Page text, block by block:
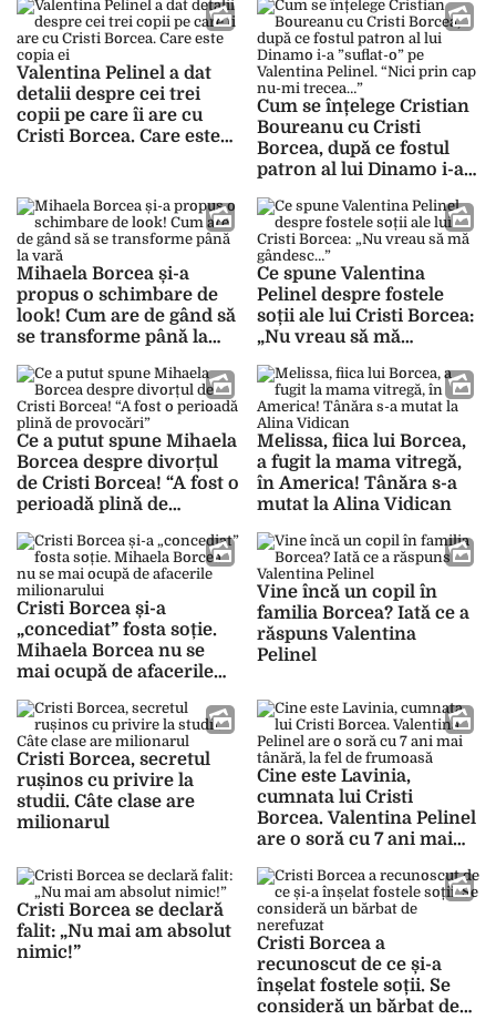
Valentina Pelinel a dat
detalii despre cei trei
copii pe care îi are cu
Cristi Borcea. Care este
Cum se înțelege Cristian
Boureanu cu Cristi
Borcea, după ce fostul
patron al lui Dinamo i-a
Pelinel. “Nici prin cap
nu-mi trecea…”
Mihaela Borcea și-a
propus o schimbare de
look! Cum are de gând să
se transforme până la
Ce spune Valentina
Pelinel despre fostele
soții ale lui Cristi Borcea:
„Nu vreau să mă
Ce a putut spune Mihaela
Borcea despre divorțul
de Cristi Borcea! “A fost o
perioadă plină de
Melissa, fiica lui Borcea,
a fugit la mama vitregă,
în America! Tânăra s-a
mutat la Alina Vidican
Cristi Borcea și-a
„concediat” fosta soție.
Mihaela Borcea nu se
mai ocupă de afacerile
Vine încă un copil în
familia Borcea? Iată ce a
răspuns Valentina
Pelinel
Cristi Borcea, secretul
rușinos cu privire la
studii. Câte clase are
milionarul
Cine este Lavinia,
cumnata lui Cristi
Borcea. Valentina Pelinel
are o soră cu 7 ani mai
Cristi Borcea se declară
falit: „Nu mai am absolut
nimic!”
Cristi Borcea a
recunoscut de ce și-a
înșelat fostele soții. Se
consideră un bărbat de